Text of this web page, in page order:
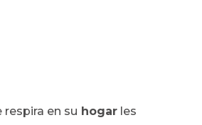
respira en su hogar les